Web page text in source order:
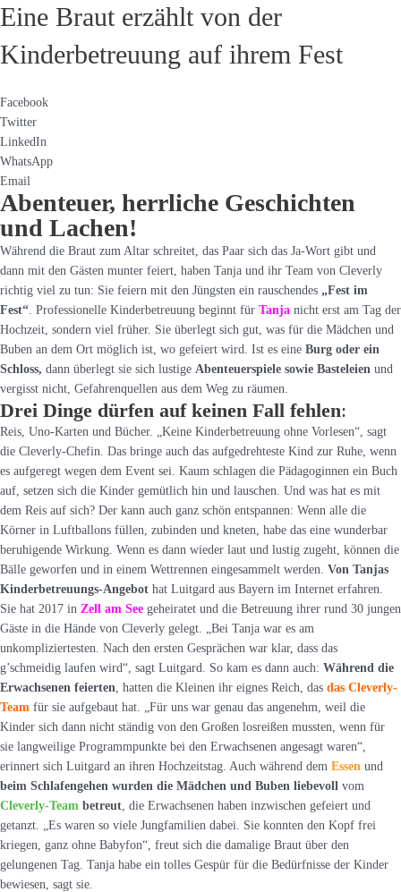
Eine Braut erzählt von der
Kinderbetreuung auf ihrem Fest
Facebook
Twitter
LinkedIn
WhatsApp
Email
Abenteuer, herrliche Geschichten
und Lachen!
Während die Braut zum Altar schreitet, das Paar sich das Ja-Wort gibt und
dann mit den Gästen munter feiert, haben Tanja und ihr Team von Cleverly
richtig viel zu tun: Sie feiern mit den Jüngsten ein rauschendes „Fest im
Fest“ . Professionelle Kinderbetreuung beginnt für Tanja nicht erst am Tag der
Hochzeit, sondern viel früher. Sie überlegt sich gut, was für die Mädchen und
Buben an dem Ort möglich ist, wo gefeiert wird. Ist es eine Burg oder ein
Schloss, dann überlegt sie sich lustige Abenteuerspiele sowie Basteleien und
vergisst nicht, Gefahrenquellen aus dem Weg zu räumen.
Drei Dinge dürfen auf keinen Fall fehlen:
Reis, Uno-Karten und Bücher. „Keine Kinderbetreuung ohne Vorlesen“, sagt
die Cleverly-Chefin. Das bringe auch das aufgedrehteste Kind zur Ruhe, wenn
es aufgeregt wegen dem Event sei. Kaum schlagen die Pädagoginnen ein Buch
auf, setzen sich die Kinder gemütlich hin und lauschen. Und was hat es mit
dem Reis auf sich? Der kann auch ganz schön entspannen: Wenn alle die
Körner in Luftballons füllen, zubinden und kneten, habe das eine wunderbar
beruhigende Wirkung. Wenn es dann wieder laut und lustig zugeht, können die
Bälle geworfen und in einem Wettrennen eingesammelt werden. Von Tanjas
Kinderbetreuungs-Angebot hat Luitgard aus Bayern im Internet erfahren.
Sie hat 2017 in Zell am See geheiratet und die Betreuung ihrer rund 30 jungen
Gäste in die Hände von Cleverly gelegt. „Bei Tanja war es am
unkompliziertesten. Nach den ersten Gesprächen war klar, dass das
g’schmeidig laufen wird“, sagt Luitgard. So kam es dann auch: Während die
Erwachsenen feierten , hatten die Kleinen ihr eignes Reich, das das Cleverly-
Team für sie aufgebaut hat. „Für uns war genau das angenehm, weil die
Kinder sich dann nicht ständig von den Großen losreißen mussten, wenn für
sie langweilige Programmpunkte bei den Erwachsenen angesagt waren“,
erinnert sich Luitgard an ihren Hochzeitstag. Auch während dem Essen und
beim Schlafengehen wurden die Mädchen und Buben liebevoll vom
Cleverly-Team betreut , die Erwachsenen haben inzwischen gefeiert und
getanzt. „Es waren so viele Jungfamilien dabei. Sie konnten den Kopf frei
kriegen, ganz ohne Babyfon“, freut sich die damalige Braut über den
gelungenen Tag. Tanja habe ein tolles Gespür für die Bedürfnisse der Kinder
bewiesen, sagt sie.